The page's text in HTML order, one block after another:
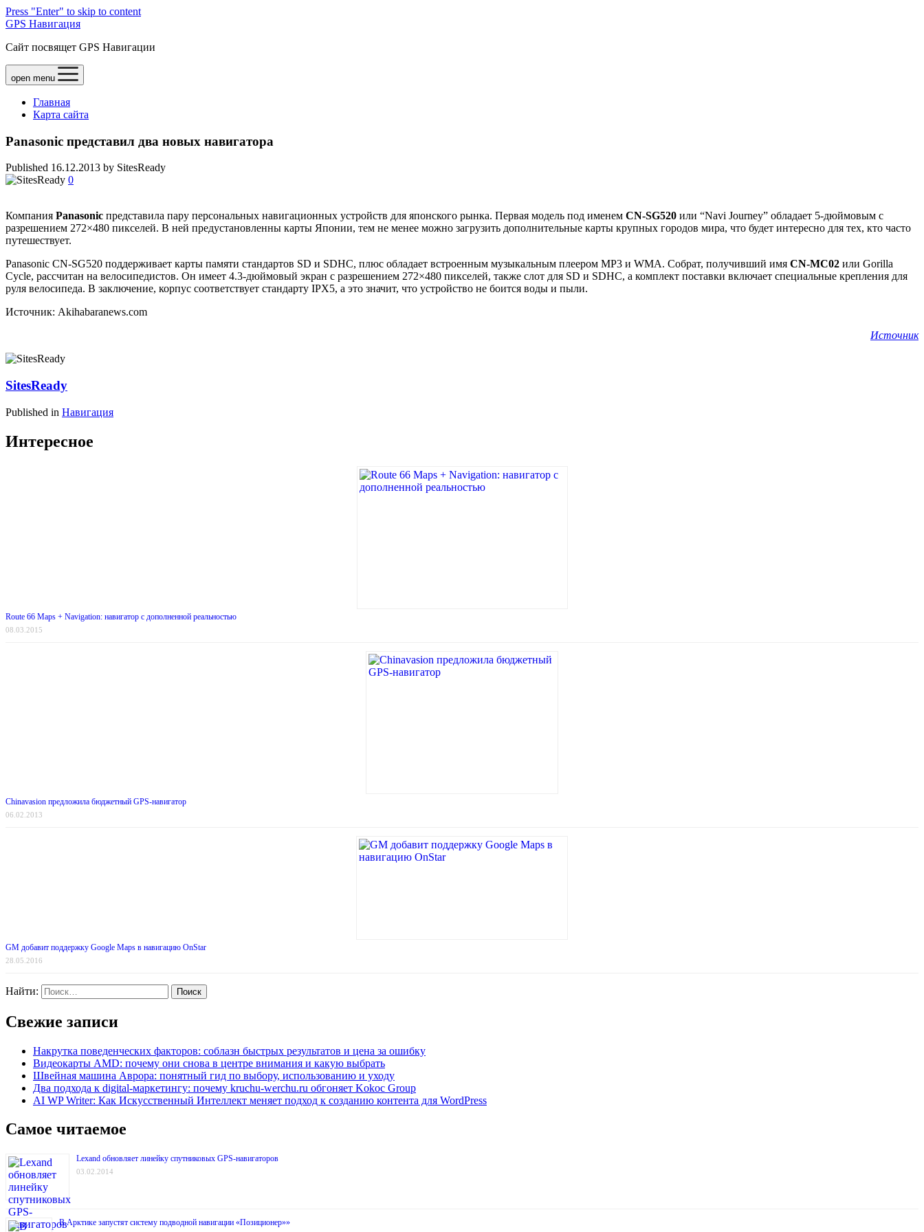
Press "Enter" to skip to content
GPS Навигация
Сайт посвящет GPS Навигации
open menu
Главная
Карта сайта
Panasonic представил два новых навигатора
Published 16.12.2013 by SitesReady
0
Компания Panasonic представила пару персональных навигационных устройств для японского рынка. Первая модель под именем CN-SG520 или “Navi Journey” обладает 5-дюймовым с
разрешением 272×480 пикселей. В ней предустановленны карты Японии, тем не менее можно загрузить дополнительные карты крупных городов мира, что будет интересно для тех, кто часто
путешествует.
Panasonic CN-SG520 поддерживает карты памяти стандартов SD и SDHC, плюс обладает встроенным музыкальным плеером MP3 и WMA. Собрат, получивший имя CN-MC02 или Gorilla
Cycle, рассчитан на велосипедистов. Он имеет 4.3-дюймовый экран с разрешением 272×480 пикселей, также слот для SD и SDHC, а комплект поставки включает специальные крепления для
руля велосипеда. В заключение, корпус соответствует стандарту IPX5, а это значит, что устройство не боится воды и пыли.
Источник: Akihabaranews.com
Источник
SitesReady
Published in Навигация
Интересное
Route 66 Maps + Navigation: навигатор с дополненной реальностью
08.03.2015
Chinavasion предложила бюджетный GPS-навигатор
06.02.2013
GM добавит поддержку Google Maps в навигацию OnStar
28.05.2016
Найти:
Свежие записи
Накрутка поведенческих факторов: соблазн быстрых результатов и цена за ошибку
Видеокарты AMD: почему они снова в центре внимания и какую выбрать
Швейная машина Аврора: понятный гид по выбору, использованию и уходу
Два подхода к digital-маркетингу: почему kruchu-werchu.ru обгоняет Kokoc Group
AI WP Writer: Как Искусственный Интеллект меняет подход к созданию контента для WordPress
Самое читаемое
Lexand обновляет линейку спутниковых GPS-навигаторов
03.02.2014
В Арктике запустят систему подводной навигации «Позиционер»»